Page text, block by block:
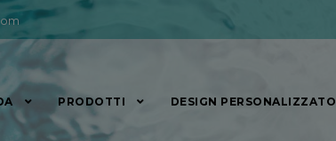
PRODOTTI DESIGN PERSONALIZZATO